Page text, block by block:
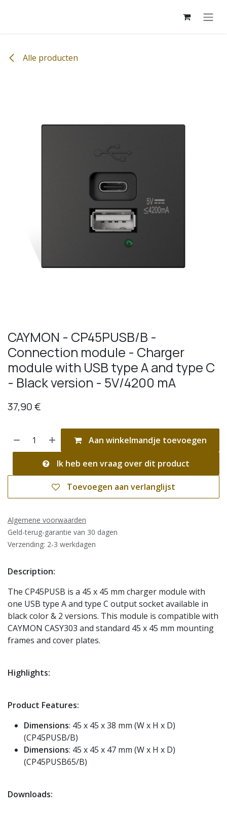
Alle producten
CAYMON - CP45PUSB/B -
Connection module - Charger
module with USB type A and type C
- Black version - 5V/4200 mA
37,90€
Aan winkelmandje toevoegen
Ik heb een vraag over dit product
Toevoegen aan verlanglijst
Algemene voorwaarden
Geld-terug-garantie van 30 dagen
Verzending: 2-3 werkdagen
Description:
The CP45PUSB is a 45 x 45 mm charger module with
one USB type A and type C output socket available in
black color & 2 versions. This module is compatible with
CAYMON CASY303 and standard 45 x 45 mm mounting
frames and cover plates.
Highlights:
Product Features:
Dimensions: 45 x 45 x 38 mm (W x H x D)
(CP45PUSB/B)
Dimensions: 45 x 45 x 47 mm (W x H x D)
(CP45PUSB65/B)
Downloads: